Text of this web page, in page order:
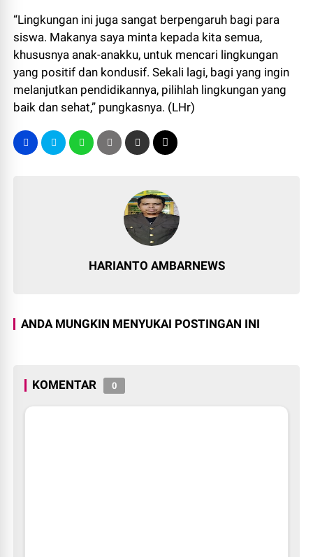
“Lingkungan ini juga sangat berpengaruh bagi para
siswa. Makanya saya minta kepada kita semua,
khususnya anak-anakku, untuk mencari lingkungan
yang positif dan kondusif. Sekali lagi, bagi yang ingin
melanjutkan pendidikannya, pilihlah lingkungan yang
baik dan sehat,” pungkasnya. (LHr)
HARIANTO AMBARNEWS
ANDA MUNGKIN MENYUKAI POSTINGAN INI
KOMENTAR 0